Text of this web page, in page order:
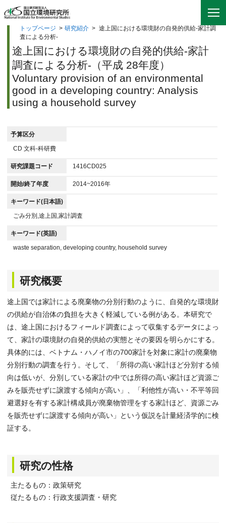
トップページ > 研究紹介 > 途上国における環境財の自発的供給-家計調
査による分析-
途上国における環境財の自発的供給-家計
調査による分析-（平成 28年度）
Voluntary provision of an environmental
good in a developing country: Analysis
using a household survey
予算区分
CD 文科-科研費
研究課題コード 1416CD025
開始/終了年度 2014~2016年
キーワード(日本語)
ごみ分別,途上国,家計調査
キーワード(英語)
waste separation, developing country, household survey
研究概要
途上国では家計による廃棄物の分別行動のように、自発的な環境財
の供給が自治体の負担を大きく軽減している例がある。本研究で
は、途上国におけるフィールド調査によって収集するデータによっ
て、家計の環境財の自発的供給の実態とその要因を明らかにする。
具体的には、ベトナム・ハノイ市の700家計を対象に家計の廃棄物
分別行動の調査を行う。そして、「所得の高い家計ほど分別する傾
向は低いが、分別している家計の中では所得の高い家計ほど資源ご
みを販売せずに譲渡する傾向が高い」、「利他性が高い・不平等回
避選好を有する家計構成員が廃棄物管理をする家計ほど、資源ごみ
を販売せずに譲渡する傾向が高い」という仮説を計量経済学的に検
証する。
研究の性格
主たるもの：政策研究
従たるもの：行政支援調査・研究